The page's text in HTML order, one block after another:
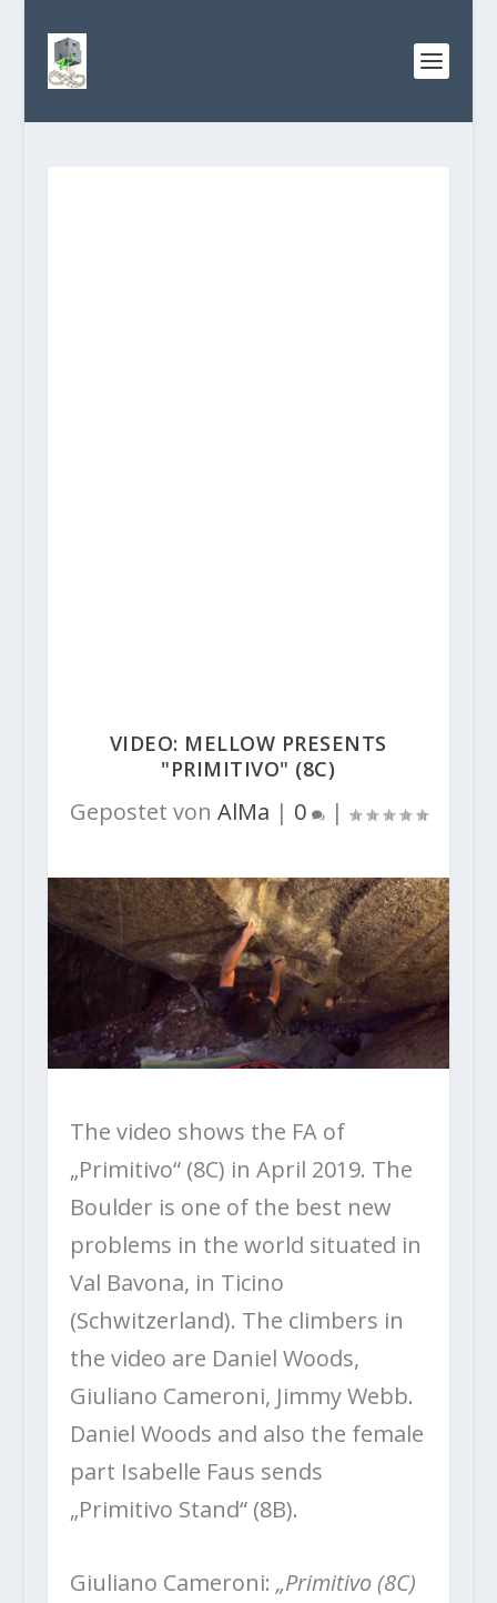
VIDEO: MELLOW PRESENTS
"PRIMITIVO" (8C)
Gepostet von AlMa | 0 |
The video shows the FA of
„Primitivo“ (8C) in April 2019. The
Boulder is one of the best new
problems in the world situated in
Val Bavona, in Ticino
(Schwitzerland). The climbers in
the video are Daniel Woods,
Giuliano Cameroni, Jimmy Webb.
Daniel Woods and also the female
part Isabelle Faus sends
„Primitivo Stand“ (8B).
Giuliano Cameroni: „Primitivo (8C)